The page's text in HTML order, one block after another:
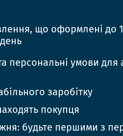
що оформлені до
персональні умови для
заробітку
покупця
будьте першими з